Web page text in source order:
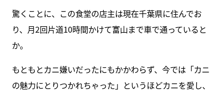
驚くことに、この食堂の店主は現在千葉県に住んでお
り、月2回片道10時間かけて富山まで車で通っていると
か。
もともとカニ嫌いだったにもかかわらず、今では「カニ
の魅力にとりつかれちゃった」というほどカニを愛し、